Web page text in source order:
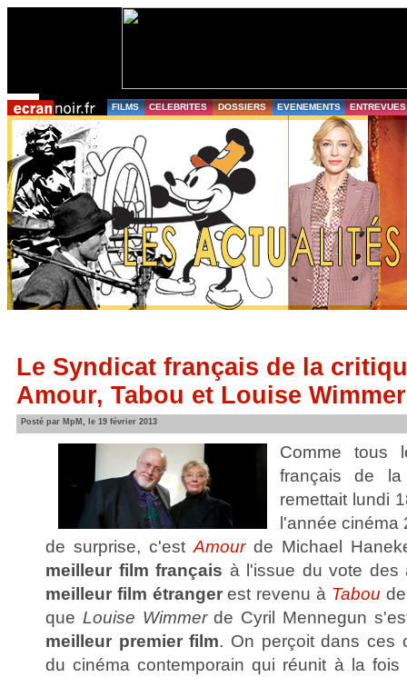
FILMS CELEBRITES DOSSIERS EVENEMENTS ENTREVUES
Le Syndicat français de la
Amour, Tabou et Louise Wimmer
Posté par MpM, le 19 février 2013
Comme tous
français de
remettait lundi
l'année cinéma
de surprise, c'est Amourde Michael
meilleur film français à l'issue du vote des
meilleur film étrangerest revenu à Tabou
que Louise Wimmerde Cyril Mennegun
meilleur premier film. On perçoit dans ces
du cinéma contemporain qui réunit à la fois